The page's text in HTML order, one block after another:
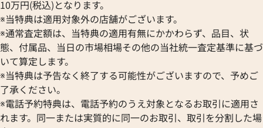
10万円(税込)となります。
※当特典は適用対象外の店舗がございます。
※通常査定額は、当特典の適用有無にかかわらず、品目、状
態、付属品、当日の市場相場その他の当社統一査定基準に基づ
いて算定します。
※当特典は予告なく終了する可能性がございますので、予めご
了承ください。
※電話予約特典は、電話予約のうえ対象となるお取引に適用さ
れます。同一または実質的に同一のお取引、取引を分割した場